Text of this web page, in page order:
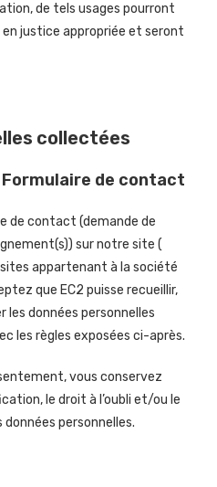
de tels usages pourront
justice appropriée et seront
collectées
de contact
de contact (demande de
sur notre site (
appartenant à la société
que EC2 puisse recueillir,
données personnelles
les règles exposées ci-après.
vous conservez
le droit à l’oubli et/ou le
personnelles.